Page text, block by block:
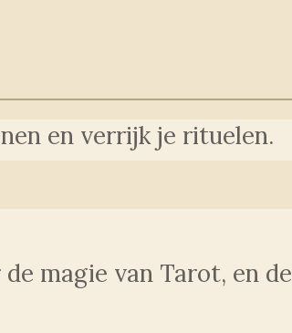
en verrijk je rituelen.
magie van Tarot, en de